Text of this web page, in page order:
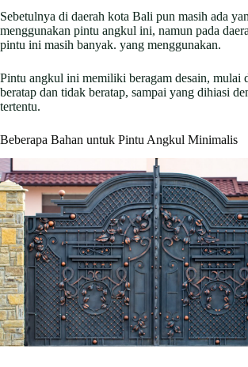
Sebetulnya di daerah kota Bali pun masih ada
menggunakan pintu angkul ini, namun pada
pintu ini masih banyak. yang menggunakan.
Pintu angkul ini memiliki beragam desain, mulai
beratap dan tidak beratap, sampai yang dihiasi
tertentu.
Beberapa Bahan untuk Pintu Angkul Minimalis